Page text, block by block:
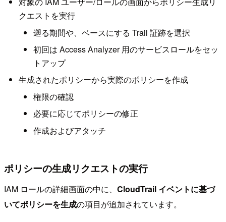
クエストを実行
遡る期間や、ベースにする Trail 証跡を選択
初回は Access Analyzer 用のサービスロールをセッ
トアップ
生成されたポリシーから実際のポリシーを作成
権限の確認
必要に応じてポリシーの修正
作成およびアタッチ
ポリシーの生成リクエストの実行
IAM ロールの詳細画面の中に、 CloudTrail イベントに基づ
いてポリシーを生成の項目が追加されています。